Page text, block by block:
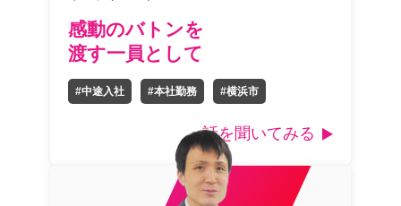
感動のバトンを
渡す一員として
#中途入社 #本社勤務 #横浜市
話を聞いてみる